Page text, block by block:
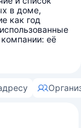
в доме,
как год
её